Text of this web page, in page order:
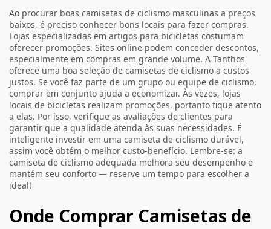
Ao procurar boas camisetas de ciclismo masculinas a preços
baixos, é preciso conhecer bons locais para fazer compras.
Lojas especializadas em artigos para bicicletas costumam
oferecer promoções. Sites online podem conceder descontos,
especialmente em compras em grande volume. A Tanthos
oferece uma boa seleção de camisetas de ciclismo a custos
justos. Se você faz parte de um grupo ou equipe de ciclismo,
comprar em conjunto ajuda a economizar. Às vezes, lojas
locais de bicicletas realizam promoções, portanto fique atento
a elas. Por isso, verifique as avaliações de clientes para
garantir que a qualidade atenda às suas necessidades. É
inteligente investir em uma camiseta de ciclismo durável,
assim você obtém o melhor custo-benefício. Lembre-se: a
camiseta de ciclismo adequada melhora seu desempenho e
mantém seu conforto — reserve um tempo para escolher a
ideal!
Onde Comprar Camisetas de